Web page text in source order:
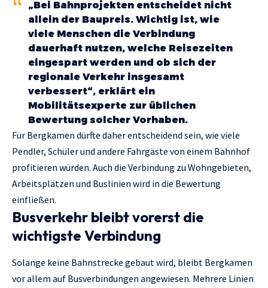
„Bei Bahnprojekten entscheidet nicht
allein der Baupreis. Wichtig ist, wie
viele Menschen die Verbindung
dauerhaft nutzen, welche Reisezeiten
eingespart werden und ob sich der
regionale Verkehr insgesamt
verbessert“, erklärt ein
Mobilitätsexperte zur üblichen
Bewertung solcher Vorhaben.
Für Bergkamen dürfte daher entscheidend sein, wie viele
Pendler, Schüler und andere Fahrgäste von einem Bahnhof
profitieren würden. Auch die Verbindung zu Wohngebieten,
Arbeitsplätzen und Buslinien wird in die Bewertung
einfließen.
Busverkehr bleibt vorerst die
wichtigste Verbindung
Solange keine Bahnstrecke gebaut wird, bleibt Bergkamen
vor allem auf Busverbindungen angewiesen. Mehrere Linien